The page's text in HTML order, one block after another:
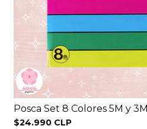
Posca Set 8 Colores 5M y 3M
$24.990 CLP